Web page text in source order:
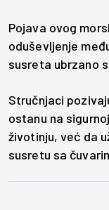
Pojava ovog
oduševljenje
susreta ubrzano
Stručnjaci
ostanu na
životinju, već da
susretu sa